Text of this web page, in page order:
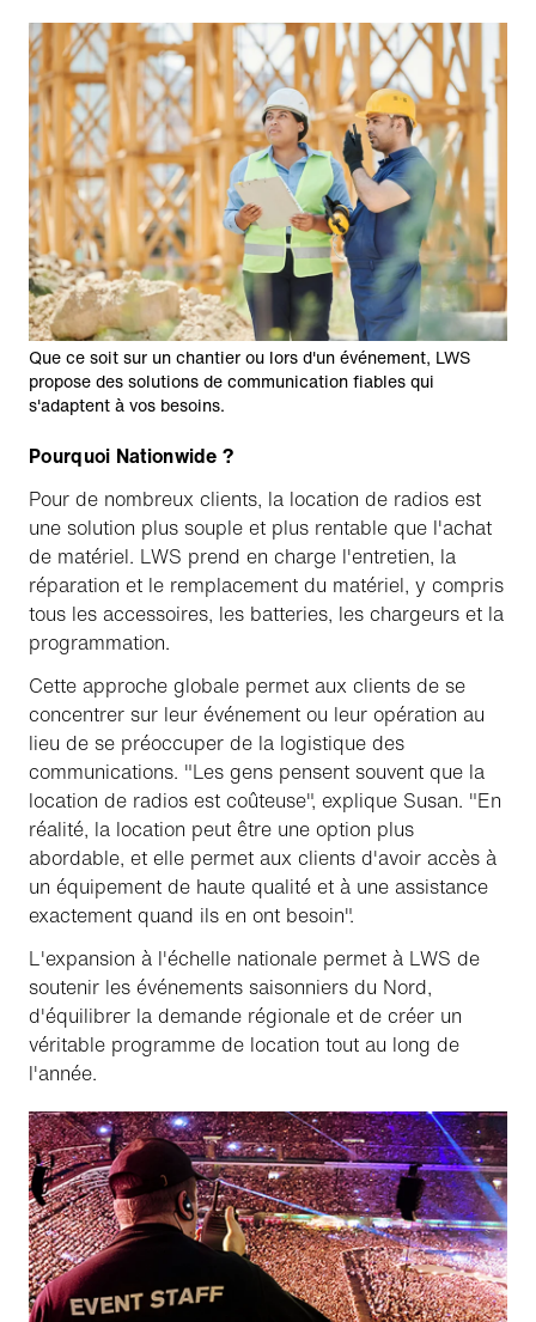
Que ce soit sur un chantier ou lors d'un événement, LWS
propose des solutions de communication fiables qui
s'adaptent à vos besoins.
Pourquoi Nationwide ?
Pour de nombreux clients, la location de radios est
une solution plus souple et plus rentable que l'achat
de matériel. LWS prend en charge l'entretien, la
réparation et le remplacement du matériel, y compris
tous les accessoires, les batteries, les chargeurs et la
programmation.
Cette approche globale permet aux clients de se
concentrer sur leur événement ou leur opération au
lieu de se préoccuper de la logistique des
communications. "Les gens pensent souvent que la
location de radios est coûteuse", explique Susan. "En
réalité, la location peut être une option plus
abordable, et elle permet aux clients d'avoir accès à
un équipement de haute qualité et à une assistance
exactement quand ils en ont besoin".
L'expansion à l'échelle nationale permet à LWS de
soutenir les événements saisonniers du Nord,
d'équilibrer la demande régionale et de créer un
véritable programme de location tout au long de
l'année.